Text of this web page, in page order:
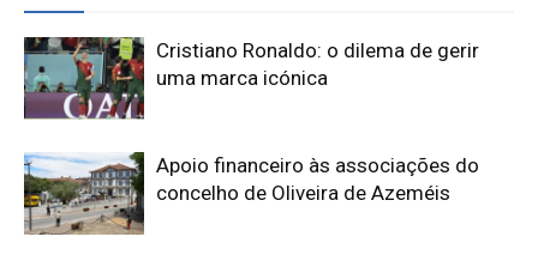
Cristiano Ronaldo: o dilema de gerir
uma marca icónica
Apoio financeiro às associações do
concelho de Oliveira de Azeméis